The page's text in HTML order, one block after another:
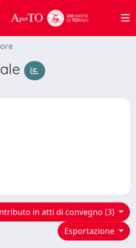
in atti di convegno (3)
Esportazione